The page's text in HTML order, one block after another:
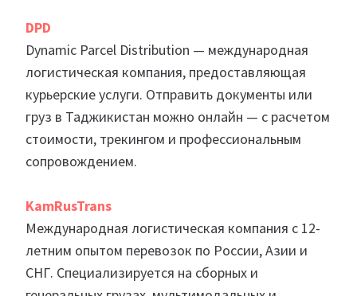
DPD
Dynamic Parcel Distribution — международная
логистическая компания, предоставляющая
курьерские услуги. Отправить документы или
груз в Таджикистан можно онлайн — с расчетом
стоимости, трекингом и профессиональным
сопровождением.
KamRusTrans
Международная логистическая компания с 12-
летним опытом перевозок по России, Азии и
СНГ. Специализируется на сборных и